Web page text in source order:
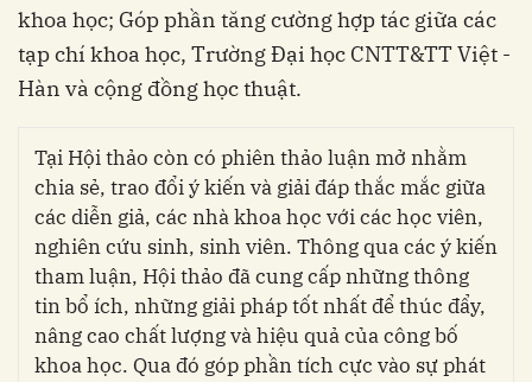
khoa học; Góp phần tăng cường hợp tác giữa các
tạp chí khoa học, Trường Đại học CNTT&TT Việt -
Hàn và cộng đồng học thuật.
Tại Hội thảo còn có phiên thảo luận mở nhằm
chia sẻ, trao đổi ý kiến và giải đáp thắc mắc giữa
các diễn giả, các nhà khoa học với các học viên,
nghiên cứu sinh, sinh viên. Thông qua các ý kiến
tham luận, Hội thảo đã cung cấp những thông
tin bổ ích, những giải pháp tốt nhất để thúc đẩy,
nâng cao chất lượng và hiệu quả của công bố
khoa học. Qua đó góp phần tích cực vào sự phát